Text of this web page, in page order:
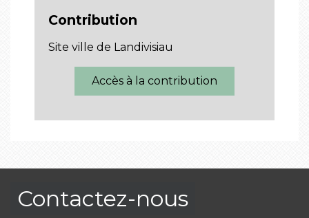
Contribution
Site ville de Landivisiau
Accès à la contribution
Contactez-nous